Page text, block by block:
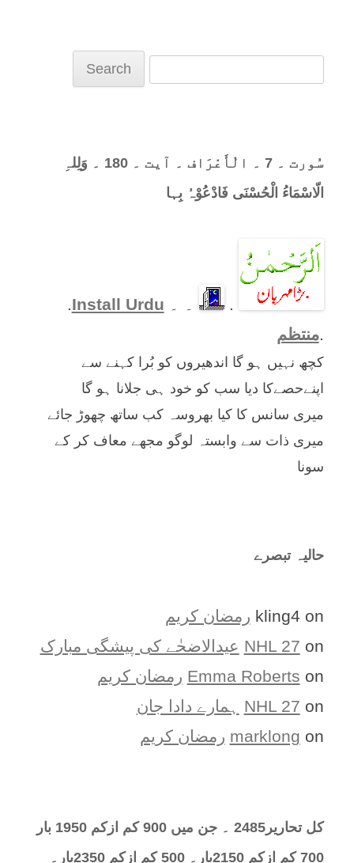
سُورت ۔ 7 ۔ الْأَعْرَاف ۔ آیت ۔ 180 ۔ وَلِلہِ
الّاسْمَاءُ الْحُسْنَی فَادْعُوْہُ بِہا
. ۔ ۔ Install Urdu
.
.منتظم
کچھ نہیں ہو گا اندھیروں کو بُرا کہنے سے
اپنےحصےکا دیا سب کو خود ہی جلانا ہو گا
میری سانس کا کیا بھروسہ کب ساتھ چھوڑ جائے
میری ذات سے وابستہ لوگو مجھے معاف کر کے
سونا
حالیہ تبصرے
kling4 on
رمضان کریم
NHL 27 on
عیدالاضحٰے کی پیشگی مبارک
Emma Roberts on
رمضان کریم
NHL 27 on
ہمارے دادا جان
marklong on رمضان کریم
کل تحارير2485 ۔ جن میں 900 کم ازکم 1950 بار
700 کم ازکم 2150بار۔ 500 کم ازکم 2350بار۔